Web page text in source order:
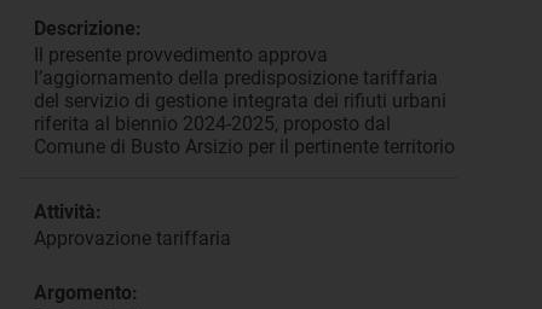
Descrizione:
Il presente provvedimento approva
l’aggiornamento della predisposizione tariffaria
del servizio di gestione integrata dei rifiuti urbani
riferita al biennio 2024-2025, proposto dal
Comune di Busto Arsizio per il pertinente territorio
Attività:
Approvazione tariffaria
Argomento: